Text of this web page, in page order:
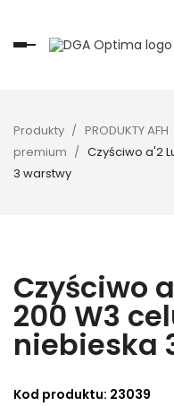
Toggle
Produkty PRODUKTY AFH
premium
Czyściwo a'2
3 warstwy
Czyściwo
200 W3
niebieska
Kod produktu: 23039